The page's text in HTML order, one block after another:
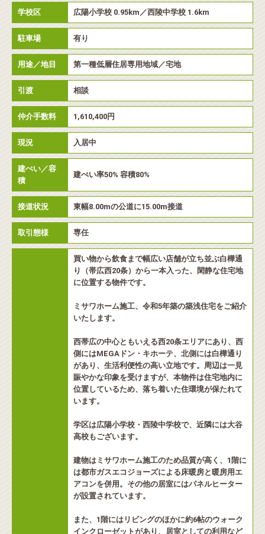
学校区 広陽小学校 0.95km／西陵中学校 1.6km
駐車場 有り
用途／地目 第一種低層住居専用地域／宅地
引渡 相談
仲介手数料 1,610,400円
現況 入居中
建ぺい／容
積
建ぺい率50% 容積80%
接道状況 東幅8.00mの公道に15.00m接道
取引態様 専任
買い物から飲食まで幅広い店舗が立ち並ぶ白樺通
り（帯広西20条）から一本入った、閑静な住宅地
に位置する物件です。
ミサワホーム施工、令和5年築の築浅住宅をご紹介
いたします。
西帯広の中心ともいえる西20条エリアにあり、西
側にはMEGAドン・キホーテ、北側には白樺通り
があり、生活利便性の高い立地です。周辺は一見
賑やかな印象を受けますが、本物件は住宅地内に
位置しているため、落ち着いた住環境が保たれて
います。
学区は広陽小学校・西陵中学校で、近隣には大谷
高校もございます。
建物はミサワホーム施工のため品質が高く、1階に
は都市ガスエコジョーズによる床暖房と暖房用エ
アコンを併用。その他の居室にはパネルヒーター
が設置されています。
また、1階にはリビングのほかに約6帖のウォーク
インクローゼットがあり、居室としての利用など